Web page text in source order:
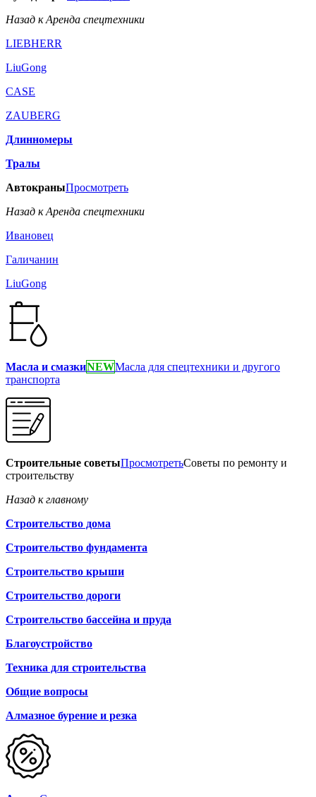
Назад к Аренда спецтехники
LIEBHERR
LiuGong
CASE
ZAUBERG
Длинномеры
Тралы
АвтокраныПросмотреть
Назад к Аренда спецтехники
Ивановец
Галичанин
LiuGong
Масла и смазкиNEWМасла для спецтехники и другого
транспорта
Строительные советыПросмотретьСоветы по ремонту и
строительству
Назад к главному
Строительство дома
Строительство фундамента
Строительство крыши
Строительство дороги
Строительство бассейна и пруда
Благоустройство
Техника для строительства
Общие вопросы
Алмазное бурение и резка